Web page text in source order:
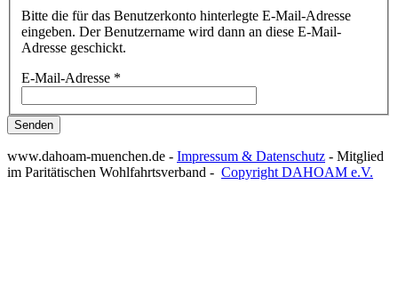
Bitte die für das Benutzerkonto hinterlegte E-Mail-Adresse
eingeben. Der Benutzername wird dann an diese E-Mail-
Adresse geschickt.
E-Mail-Adresse *
Senden
www.dahoam-muenchen.de - Impressum & Datenschutz - Mitglied
im Paritätischen Wohlfahrtsverband - Copyright DAHOAM e.V.